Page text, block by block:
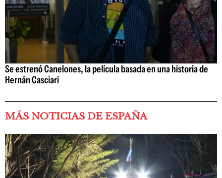
Se estrenó Canelones, la película basada en una historia de
Hernán Casciari
MÁS NOTICIAS DE ESPAÑA